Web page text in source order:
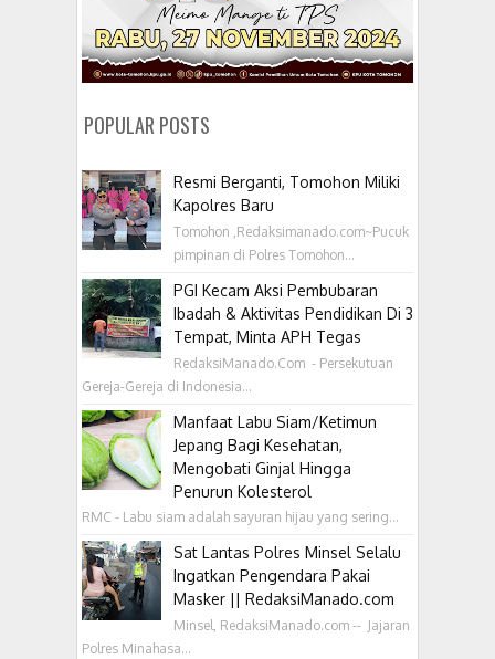
POPULAR POSTS
Resmi Berganti, Tomohon Miliki
Kapolres Baru
Tomohon ,Redaksimanado.com~Pucuk
pimpinan di Polres Tomohon...
PGI Kecam Aksi Pembubaran
Ibadah & Aktivitas Pendidikan Di 3
Tempat, Minta APH Tegas
RedaksiManado.Com - Persekutuan
Gereja-Gereja di Indonesia...
Manfaat Labu Siam/Ketimun
Jepang Bagi Kesehatan,
Mengobati Ginjal Hingga
Penurun Kolesterol
RMC - Labu siam adalah sayuran hijau yang sering...
Sat Lantas Polres Minsel Selalu
Ingatkan Pengendara Pakai
Masker || RedaksiManado.com
Minsel, RedaksiManado.com -- Jajaran
Polres Minahasa...